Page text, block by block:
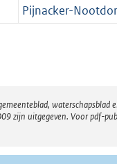
Pijnacker-
zijn uitgegeven. Voor pdf-